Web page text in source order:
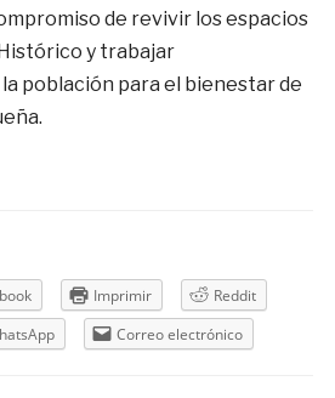
de revivir los espacios
y trabajar
población para el bienestar de
Imprimir
Reddit
Correo electrónico